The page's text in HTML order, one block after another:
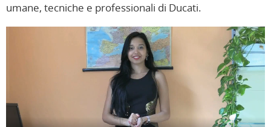
umane, tecniche e professionali di Ducati.